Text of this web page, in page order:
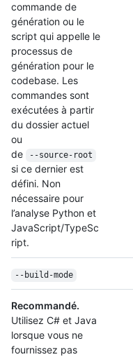
commande de
génération ou le
script qui appelle le
processus de
génération pour le
codebase. Les
commandes sont
exécutées à partir
du dossier actuel
ou
de
--source-root
si ce dernier est
défini. Non
nécessaire pour
l’analyse Python et
JavaScript/TypeSc
ript.
--build-mode
Recommandé.
Utilisez C# et Java
lorsque vous ne
fournissez pas